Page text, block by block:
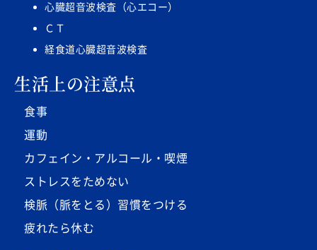
心臓超音波検査（心エコー）
ＣＴ
経食道心臓超音波検査
生活上の注意点
食事
運動
カフェイン・アルコール・喫煙
ストレスをためない
検脈（脈をとる）習慣をつける
疲れたら休む